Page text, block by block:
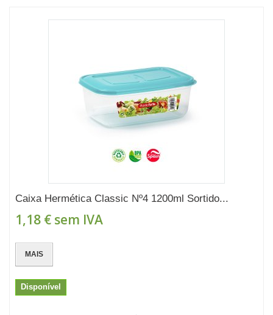
Caixa Hermética Classic Nº4 1200ml Sortido...
1,18 € sem IVA
MAIS
Disponível